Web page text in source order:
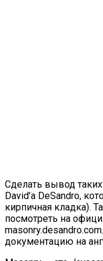
Сделать вывод
David’a DeSandro,
кирпичная кладка).
посмотреть на
документацию на